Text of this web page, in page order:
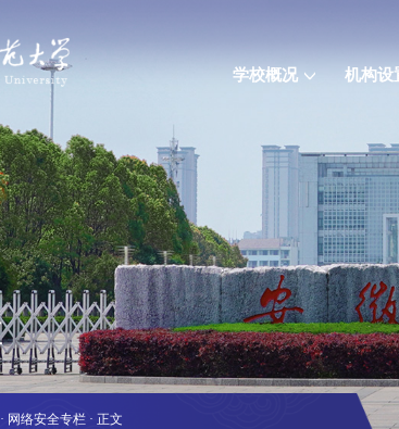
学校概况 机构设
· 网络安全专栏 · 正文